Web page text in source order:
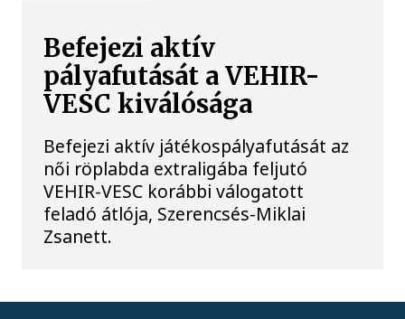
Befejezi aktív
pályafutását a VEHIR-
VESC kiválósága
Befejezi aktív játékospályafutását az
női röplabda extraligába feljutó
VEHIR-VESC korábbi válogatott
feladó átlója, Szerencsés-Miklai
Zsanett.